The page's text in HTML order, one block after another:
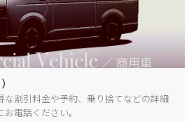
な割引料金や予約、乗り捨てなどの詳細
電話ください。